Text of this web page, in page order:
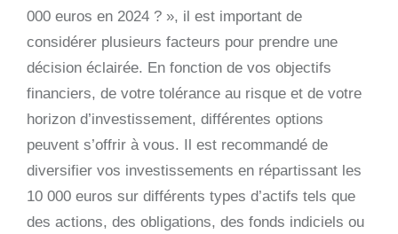
000 euros en 2024 ? », il est important de
considérer plusieurs facteurs pour prendre une
décision éclairée. En fonction de vos objectifs
financiers, de votre tolérance au risque et de votre
horizon d’investissement, différentes options
peuvent s’offrir à vous. Il est recommandé de
diversifier vos investissements en répartissant les
10 000 euros sur différents types d’actifs tels que
des actions, des obligations, des fonds indiciels ou